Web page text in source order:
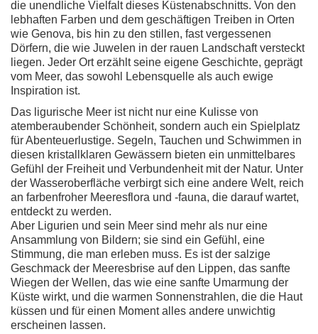
die unendliche Vielfalt dieses Küstenabschnitts. Von den
lebhaften Farben und dem geschäftigen Treiben in Orten
wie Genova, bis hin zu den stillen, fast vergessenen
Dörfern, die wie Juwelen in der rauen Landschaft versteckt
liegen. Jeder Ort erzählt seine eigene Geschichte, geprägt
vom Meer, das sowohl Lebensquelle als auch ewige
Inspiration ist.
Das ligurische Meer ist nicht nur eine Kulisse von
atemberaubender Schönheit, sondern auch ein Spielplatz
für Abenteuerlustige. Segeln, Tauchen und Schwimmen in
diesen kristallklaren Gewässern bieten ein unmittelbares
Gefühl der Freiheit und Verbundenheit mit der Natur. Unter
der Wasseroberfläche verbirgt sich eine andere Welt, reich
an farbenfroher Meeresflora und -fauna, die darauf wartet,
entdeckt zu werden.
Aber Ligurien und sein Meer sind mehr als nur eine
Ansammlung von Bildern; sie sind ein Gefühl, eine
Stimmung, die man erleben muss. Es ist der salzige
Geschmack der Meeresbrise auf den Lippen, das sanfte
Wiegen der Wellen, das wie eine sanfte Umarmung der
Küste wirkt, und die warmen Sonnenstrahlen, die die Haut
küssen und für einen Moment alles andere unwichtig
erscheinen lassen.